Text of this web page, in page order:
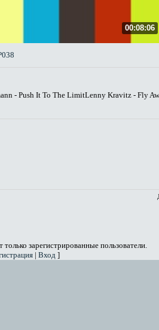
00:08:06
- Push It To The LimitLenny Kravitz - Fly
зарегистрированные пользователи.
| Вход ]